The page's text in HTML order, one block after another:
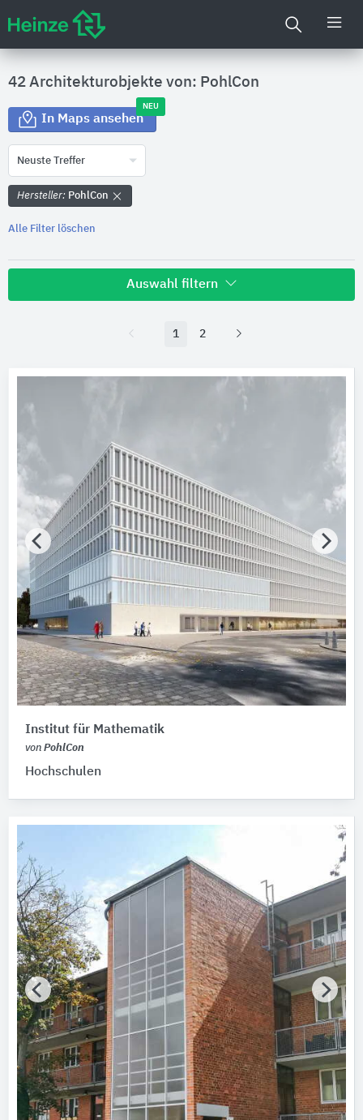
42 Architekturobjekte von: PohlCon
In Maps ansehen
NEU
Neuste Treffer
Hersteller: PohlCon
Alle Filter löschen
Auswahl filtern
Bitte auswählen
AWARD Typ
Bitte auswählen
AWARD Auszeichnung
Bitte auswählen
Hersteller
PohlCon
Gebäude
Bitte auswählen
Baumaßnahme
Bitte auswählen
Tragwerkskonstruktion
Bitte auswählen
Vollgeschosse
Bitte auswählen
Energiestandard
Bitte auswählen
Zertifikate für Nachhaltigkeit
Bitte auswählen
1 2
Institut für Mathematik
von PohlCon
Hochschulen